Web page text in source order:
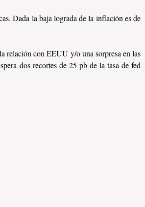
Dada la baja lograda de la inflación es de
relación con EEUU y/o una sorpresa en las
dos recortes de 25 pb de la tasa de fed